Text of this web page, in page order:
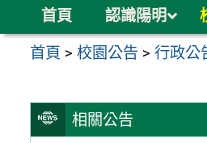
首頁 認識陽明
首頁 >校園公告 >行政公
相關公告